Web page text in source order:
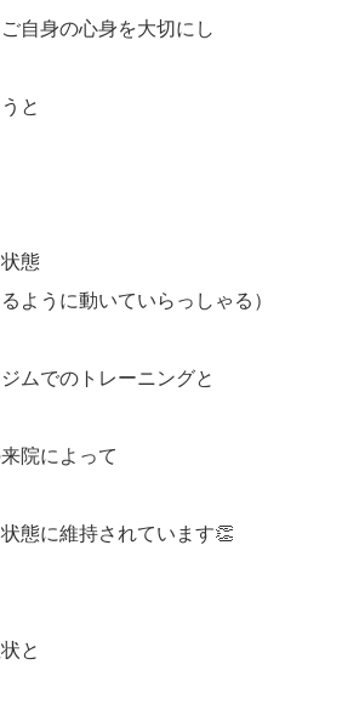
自身の心身を大切にし
と
態
ように動いていらっしゃる）
ムでのトレーニングと
院によって
態に維持されています👏
と